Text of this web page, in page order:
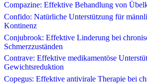
Compazine: Effektive Behandlung von
Confido: Natürliche Unterstützung für
Kontinenz
Conjubrook: Effektive Linderung bei
Schmerzzuständen
Contrave: Effektive medikamentöse
Gewichtsreduktion
Copegus: Effektive antivirale Therapie bei